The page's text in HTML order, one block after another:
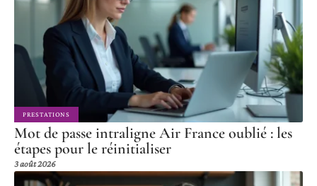
PRESTATIONS
Mot de passe intraligne Air France oublié : les
étapes pour le réinitialiser
3 août 2026